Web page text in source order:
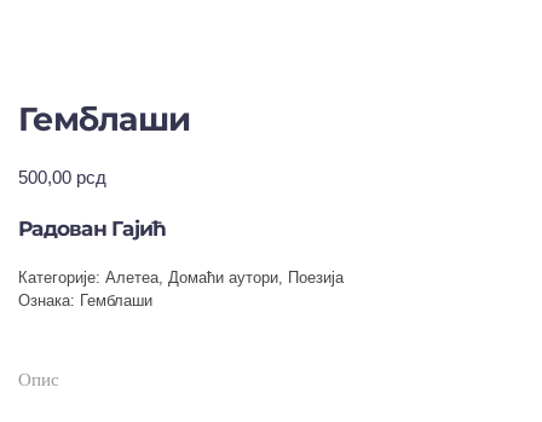
Гемблаши
500,00 рсд
Радован Гајић
Категорије: Алетеа Домаћи аутори
Поезија
Ознака: Гемблаши
Опис